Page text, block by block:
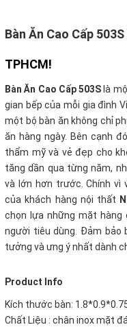
Bàn Ăn Cao Cấp 503S
TPHCM!
Bàn Ăn Cao Cấp 503S là
gian bếp của mỗi gia đình
một bộ bàn ăn không chỉ
ăn hàng ngày. Bên cạnh
thẩm mỹ và vẻ đẹp cho
tăng dần qua từng năm,
và lớn hơn trước. Chính vì
của khách hàng nội thất
chọn lựa những mặt
người tiêu dùng. Đảm bảo
tưởng và ưng ý nhất dành
Product Info
Kích thước bàn:
Chất Liệu : chân inox mặt